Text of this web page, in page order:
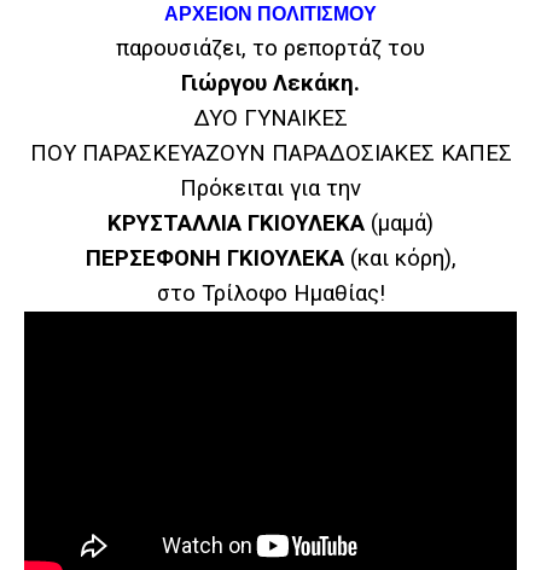
ΑΡΧΕΙΟΝ ΠΟΛΙΤΙΣΜΟΥ
παρουσιάζει, το ρεπορτάζ του
Γιώργου Λεκάκη.
ΔΥΟ ΓΥΝΑΙΚΕΣ
ΠΟΥ ΠΑΡΑΣΚΕΥΑΖΟΥΝ ΠΑΡΑΔΟΣΙΑΚΕΣ ΚΑΠΕΣ
Πρόκειται για την
ΚΡΥΣΤΑΛΛΙΑ ΓΚΙΟΥΛΕΚΑ (μαμά)
ΠΕΡΣΕΦΟΝΗ ΓΚΙΟΥΛΕΚΑ(και κόρη),
στο Τρίλοφο Ημαθίας!